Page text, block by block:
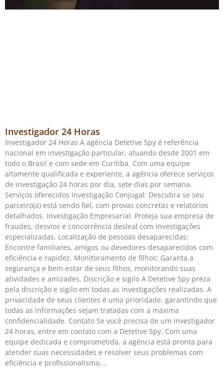
Investigador 24 Horas
Investigador 24 Horas A agência Detetive Spy é referência
nacional em investigação particular, atuando desde 2001 em
todo o Brasil e com sede em Curitiba. Com uma equipe
altamente qualificada e experiente, a agência oferece serviços
de investigação 24 horas por dia, sete dias por semana.
Serviços oferecidos Investigação Conjugal: Descubra se seu
parceiro(a) está sendo fiel, com provas concretas e relatórios
detalhados. Investigação Empresarial: Proteja sua empresa de
fraudes, desvios e concorrência desleal com investigações
especializadas. Localização de pessoas desaparecidas:
Encontre familiares, amigos ou devedores desaparecidos com
eficiência e rapidez. Monitoramento de filhos: Garanta a
segurança e bem-estar de seus filhos, monitorando suas
atividades e amizades. Discrição e sigilo A Detetive Spy preza
pela discrição e sigilo em todas as investigações realizadas. A
privacidade de seus clientes é uma prioridade, garantindo que
todas as informações sejam tratadas com a máxima
confidencialidade. Contato Se você precisa de um investigador
24 horas, entre em contato com a Detetive Spy. Com uma
equipe dedicada e comprometida, a agência está pronta para
atender suas necessidades e resolver seus problemas com
eficiência e profissionalismo.